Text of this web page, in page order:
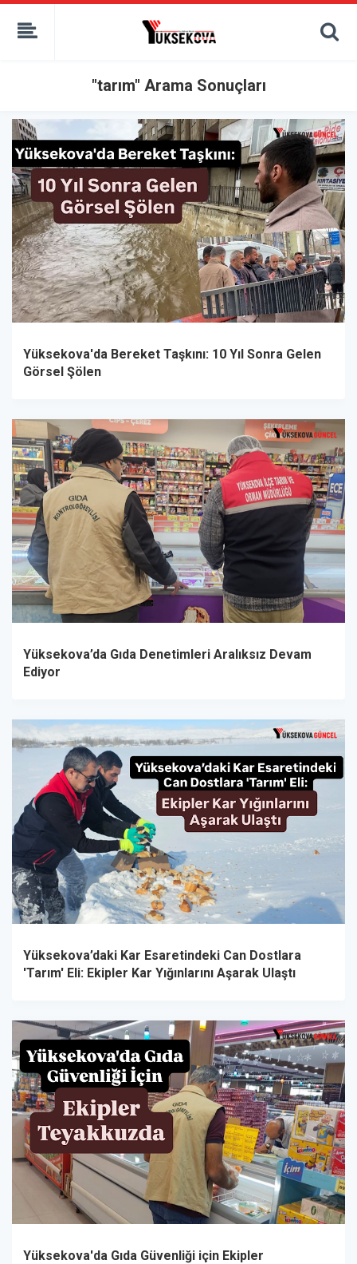
kaçak bahis
deneme bonusu
bahis siteleri
porno izle
"tarım" Arama Sonuçları
Yüksekova'da Bereket Taşkını: 10 Yıl Sonra Gelen
Görsel Şölen
Yüksekova’da Gıda Denetimleri Aralıksız Devam
Ediyor
Yüksekova’daki Kar Esaretindeki Can Dostlara
'Tarım' Eli: Ekipler Kar Yığınlarını Aşarak Ulaştı
Yüksekova'da Gıda Güvenliği için Ekipler